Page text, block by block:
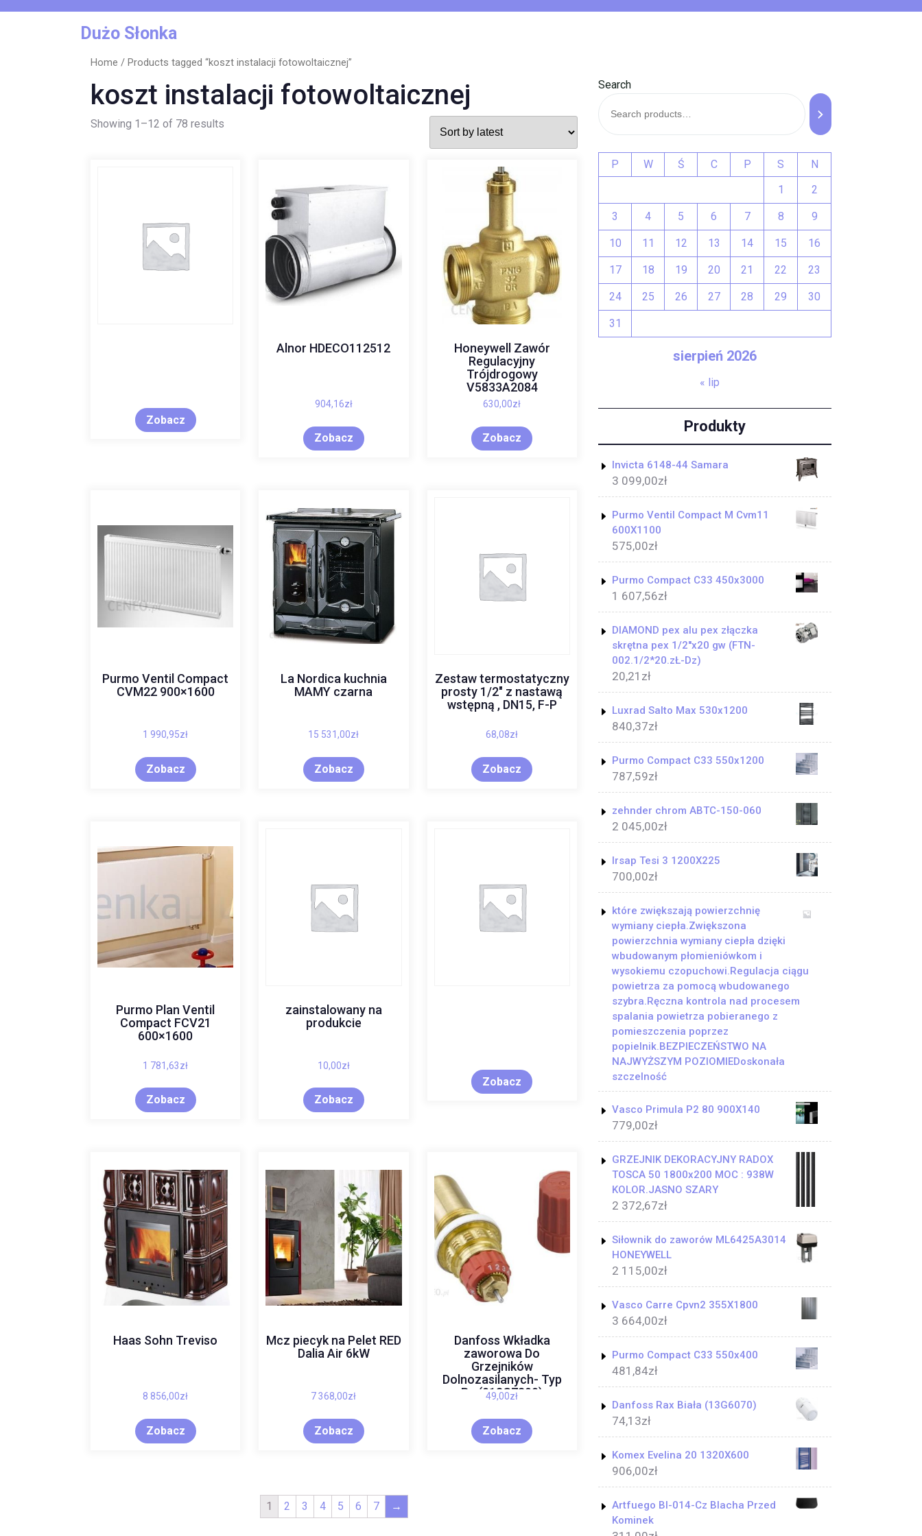
Dużo Słonka
Home / Products tagged “koszt instalacji fotowoltaicznej”
koszt instalacji fotowoltaicznej
Showing 1–12 of 78 results
Zobacz
Alnor HDECO112512
904,16zł
Zobacz
Honeywell Zawór
Regulacyjny
Trójdrogowy
V5833A2084
630,00zł
Zobacz
Purmo Ventil Compact
CVM22 900×1600
1 990,95zł
Zobacz
La Nordica kuchnia
MAMY czarna
15 531,00zł
Zobacz
Zestaw termostatyczny
prosty 1/2″ z nastawą
wstępną , DN15, F-P
68,08zł
Zobacz
Purmo Plan Ventil
Compact FCV21
600×1600
1 781,63zł
Zobacz
zainstalowany na
produkcie
10,00zł
Zobacz
Zobacz
Haas Sohn Treviso
8 856,00zł
Zobacz
Mcz piecyk na Pelet RED
Dalia Air 6kW
7 368,00zł
Zobacz
Danfoss Wkładka
zaworowa Do
Grzejników
Dolnozasilanych- Typ
Ra (013G7390)
49,00zł
Zobacz
1 2 3 4 5 6 7 →
Search
sierpień 2026
P W Ś C P S
N
1
2
3 4 5 6 7 8 9
10 11 12 13 14 15 16
17 18 19 20 21 22 23
24 25 26 27 28 29 30
31
« lip
Produkty
Invicta 6148-44 Samara
3 099,00zł
Purmo Ventil Compact M Cvm11
600X1100
575,00zł
Purmo Compact C33 450x3000
1 607,56zł
DIAMOND pex alu pex złączka
skrętna pex 1/2''x20 gw (FTN-
002.1/2*20.zŁ-Dz)
20,21 zł
Luxrad Salto Max 530x1200
840,37zł
Purmo Compact C33 550x1200
787,59zł
zehnder chrom ABTC-150-060
2 045,00zł
Irsap Tesi 3 1200X225
700,00zł
które zwiększają powierzchnię
wymiany ciepła.Zwiększona
powierzchnia wymiany ciepła dzięki
wbudowanym płomieniówkom i
wysokiemu czopuchowi.Regulacja ciągu
powietrza za pomocą wbudowanego
szybra.Ręczna kontrola nad procesem
spalania powietrza pobieranego z
pomieszczenia poprzez
popielnik.BEZPIECZEŃSTWO NA
NAJWYŻSZYM POZIOMIEDoskonała
szczelność
Vasco Primula P2 80 900X140
779,00zł
GRZEJNIK DEKORACYJNY RADOX
TOSCA 50 1800x200 MOC : 938W
KOLOR.JASNO SZARY
2 372,67zł
Siłownik do zaworów ML6425A3014
HONEYWELL
2 115,00zł
Vasco Carre Cpvn2 355X1800
3 664,00zł
Purmo Compact C33 550x400
481,84zł
Danfoss Rax Biała (13G6070)
74,13zł
Komex Evelina 20 1320X600
906,00zł
Artfuego Bl-014-Cz Blacha Przed
Kominek